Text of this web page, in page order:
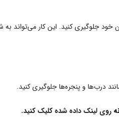
خود جلوگیری کنید. این کار می‌تواند
درب‌ها و پنجره‌ها جلوگیری کنید.
روی لینک داده شده کلیک کنید.